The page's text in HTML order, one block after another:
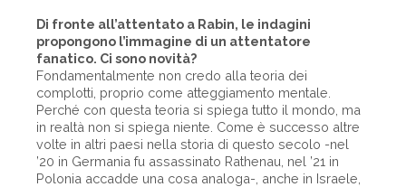
Di fronte all’attentato a Rabin, le indagini
propongono l’immagine di un attentatore
fanatico. Ci sono novità?
Fondamentalmente non credo alla teoria dei
complotti, proprio come atteggiamento mentale.
Perché con questa teoria si spiega tutto il mondo, ma
in realtà non si spiega niente. Come è successo altre
volte in altri paesi nella storia di questo secolo -nel
’20 in Germania fu assassinato Rathenau, nel ’21 in
Polonia accadde una cosa analoga-, anche in Israele,